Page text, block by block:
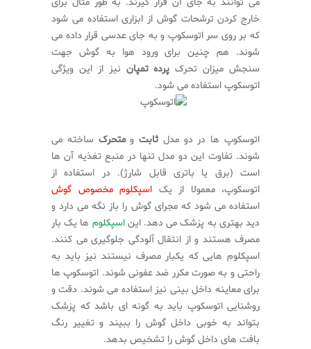
خارج کردن ترشحات گوش از ابزاری استفاده می شود
که بر روی سر اتوسکوپ و به جای عدسی قرار داده می
شوند. هم چنین برای ورود هوا به گوش جهت
سنجش میزان تحرک پرده تمپان نیز از این ویژگی
اتوسکوپ استفاده می شود.
اتوسکوپ ها در دو مدل ثابتومتحرک ساخته می
شوند. تفاوت این دو مدل تنها در منبع تغذیه آن ها
است (برق یا باتری قابل شارژ). در استفاده از
اتوسکوپ، معمولا از یک اسپکلوم مخصوص گوش
استفاده می شود که مجرای گوش را باز نگه می دارد و
دید بهتری به پزشک می دهد. ایناسپکلوم ها یک بار
مصرف هستند و از انتقال آلودگی جلوگیری می کنند.
اسپکلوم هایی که یکبار مصرف نیستند نیز باید به
راحتی و به صورت مکرر ضد عفونی شوند. اتوسکوپ ها
برای معاینه داخل بینی نیز استفاده می شوند. دقت و
روشنایی اتوسکوپ باید به گونه ای باشد که پزشک
بتواند به خوبی داخل گوش را ببیند و تغییر رنگ
بافت های داخل گوش را تشخیص بدهد.